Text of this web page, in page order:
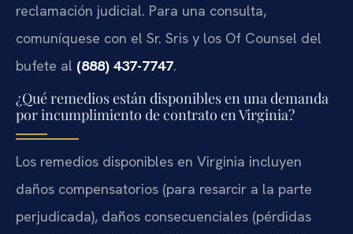
reclamación judicial. Para una consulta,
comuníquese con el Sr. Sris y los Of Counsel del
bufete al (888) 437-7747.
¿Qué remedios están disponibles en una demanda
por incumplimiento de contrato en Virginia?
Los remedios disponibles en Virginia incluyen
daños compensatorios (para resarcir a la parte
perjudicada), daños consecuenciales (pérdidas